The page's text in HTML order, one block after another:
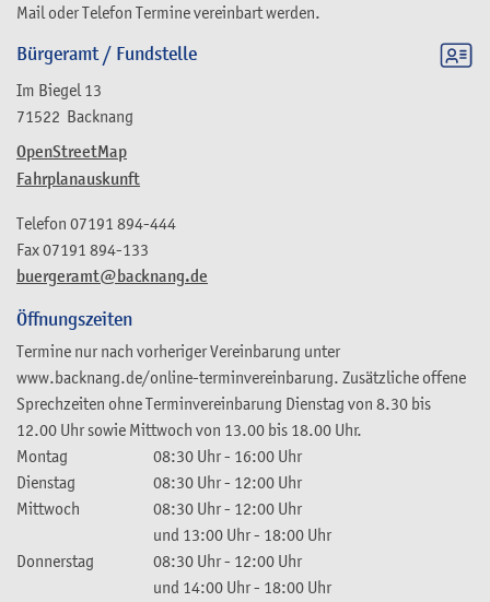
Mail oder Telefon Termine vereinbart werden.
Bürgeramt / Fundstelle
Im Biegel 13
71522 Backnang
OpenStreetMap
Fahrplanauskunft
buergeramt@backnang.de
Telefon 07191 894-444
Fax07191 894-133
Öffnungszeiten
Termine nur nach vorheriger Vereinbarung unter
www.backnang.de/online-terminvereinbarung. Zusätzliche offene
Sprechzeiten ohne Terminvereinbarung Dienstag von 8.30 bis
12.00 Uhr sowie Mittwoch von 13.00 bis 18.00 Uhr.
Montag
08:30 Uhr- 16:00 Uhr
Dienstag
08:30 Uhr- 12:00 Uhr
Mittwoch
08:30 Uhr- 12:00 Uhr
und 13:00 Uhr- 18:00 Uhr
Donnerstag
08:30 Uhr- 12:00 Uhr
und 14:00 Uhr- 18:00 Uhr